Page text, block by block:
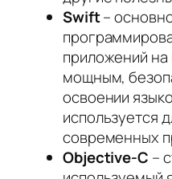
Swift–
приложений на
мощным,
освоении
используется
современных
Objective-C –